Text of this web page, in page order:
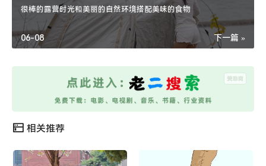
很棒的露营时光和美丽的自然环境搭配美味的食物
下一篇 »
06-08
相关推荐